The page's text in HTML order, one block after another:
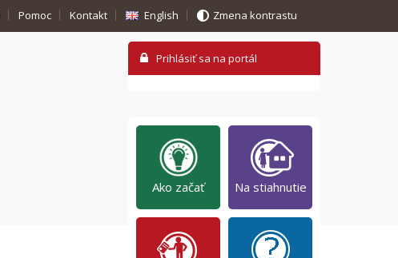
Pomoc Kontakt English Zmena kontrastu
Ako začať Na stiahnutie